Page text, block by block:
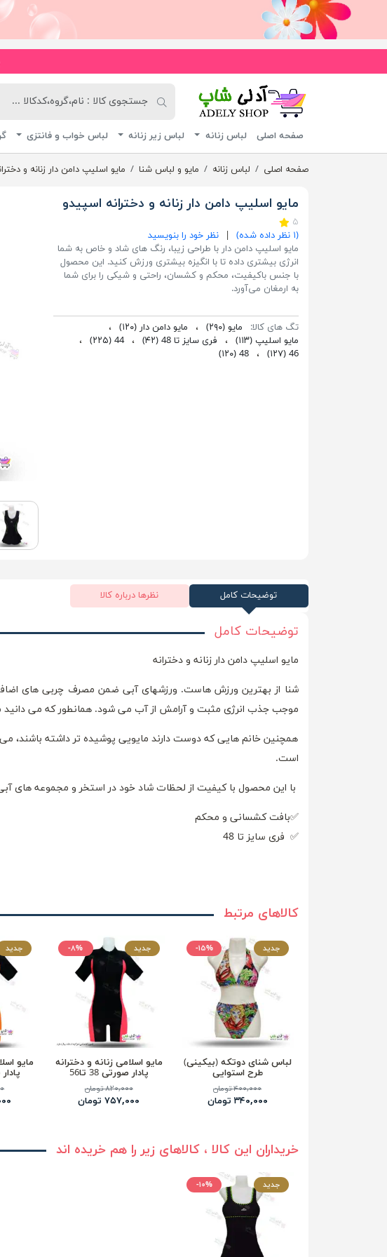
به فروشگاه
صفحه اصلی لباس زنانه لباس زیر زنانه لباس خواب و فانتزی
صفحه اصلی لباس زنانه مایو و لباس شنا مایو اسلیپ دامن دار زنانه و
مایو اسلیپ دامن دار زنانه و دخترانه اسپیدو
۵
(۱ نظر داده شده)
نظر خود را بنویسید
مایو اسلیپ دامن دار با طراحی زیبا، رنگ های شاد و خاص به شما
انرژی بیشتری داده تا با انگیزه بیشتری ورزش کنید. این محصول
با جنس باکیفیت، محکم و کشسان، راحتی و شیکی را برای شما
به ارمغان می‌آورد.
تگ های کالا: مایو(۲۹۰) ، مایو دامن دار(۱۲۰)
،
مایو اسلیپ(۱۱۳) ، فری سایز تا 48 (۴۲) ، 44 (۲۲۵)
،
46 (۱۲۷) ، 48 (۱۲۰)
توضیحات کامل نظرها درباره کالا
توضیحات کامل
مایو اسلیپ دامن دار زنانه و دخترانه
شنا از بهترین ورزش هاست. ورزشهای آبی ضمن مصرف چربی های
موجب جذب انرژی مثبت و آرامش از آب می شود. همانطور که می دانید
همچنین خانم هایی که دوست دارند مایویی پوشیده تر داشته باشند، می
است.
با این محصول با کیفیت از لحظات شاد خود در استخر و مجموعه های
✅بافت کشسانی و محکم
✅ فری سایز تا 48
کالاهای مرتبط
جدید -۱۵%
لباس شنای دوتکه (بیکینی)
طرح استوایی
۴۰۰,۰۰۰ تومان
۳۴۰,۰۰۰ تومان
جدید -۸%
مایو اسلامی زنانه و دخترانه
پادار صورتی 38 تا56
۸۲۰,۰۰۰ تومان
۷۵۷,۰۰۰ تومان
جدید
مایو
پادار
خریداران این کالا ، کالاهای زیر را هم خریده اند
جدید -۱۰%